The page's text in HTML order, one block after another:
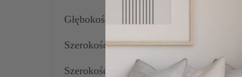
Głębokość siedziska: 41 cm,
Szerokość: 125 cm,
Szerokość siedziska: 93 cm,